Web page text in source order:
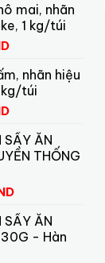
mai, nhãn
1 kg/túi
nhãn hiệu
kg/túi
SẤY ĂN
THỐNG
SẤY ĂN
30G - Hàn